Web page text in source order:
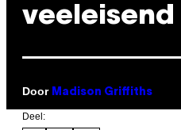
veeleisend
Door Madison Griffiths
Deel: